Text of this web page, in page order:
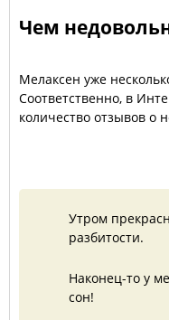
Чем
Мелаксен уже
Соответственно, в
количество отзывов о
Утром
разбитости.
Наконец-то у
сон!